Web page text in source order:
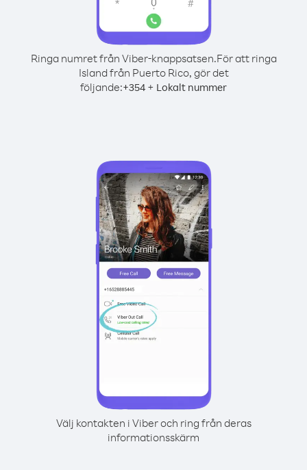
Ringa numret från Viber-knappsatsen.För att ringa
Island från Puerto Rico, gör det
följande:+354 + Lokalt nummer
Välj kontakten i Viber och ring från deras
informationsskärm